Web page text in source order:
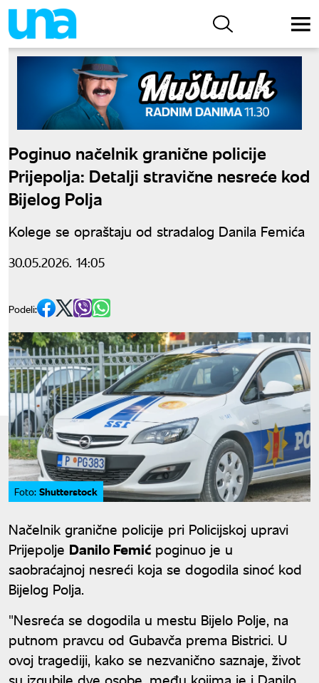
Poginuo načelnik granične policije
Prijepolja: Detalji stravične nesreće kod
Bijelog Polja
Kolege se opraštaju od stradalog Danila Femića
30.05.2026. 14:05
Podeli:
Foto: Shutterstock
Načelnik granične policije pri Policijskoj upravi
Prijepolje Danilo Femić poginuo je u
saobraćajnoj nesreći koja se dogodila sinoć kod
Bijelog Polja.
"Nesreća se dogodila u mestu Bijelo Polje, na
putnom pravcu od Gubavča prema Bistrici. U
ovoj tragediji, kako se nezvanično saznaje, život